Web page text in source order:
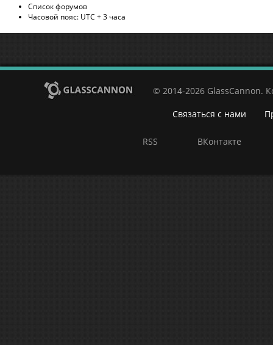
Список форумов
Часовой пояс: UTC + 3 часа
© 2014-2026 GlassCannon.
Связаться с нами
RSS ВКонтакте